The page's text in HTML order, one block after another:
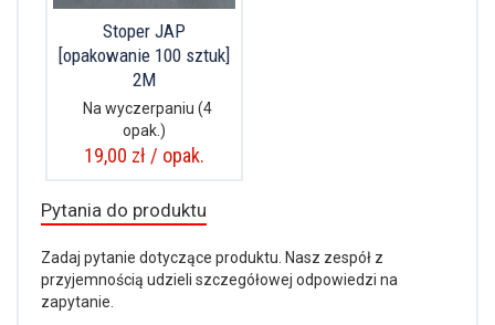
Stoper JAP
[opakowanie 100 sztuk]
2M
Na wyczerpaniu (4
opak.)
19,00 zł / opak.
Pytania do produktu
Zadaj pytanie dotyczące produktu. Nasz zespół z
przyjemnością udzieli szczegółowej odpowiedzi na
zapytanie.